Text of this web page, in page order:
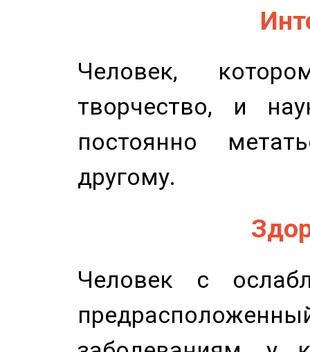
Человек,
творчество, и
постоянно
другому.
Человек с